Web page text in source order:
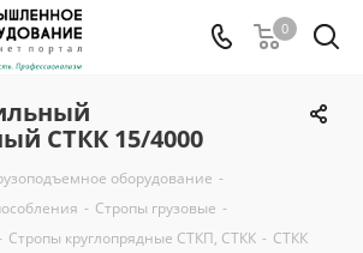
0
СТКК 15/4000
оборудование -
- Стропы грузовые -
Стропы круглопрядные СТКП, СТКК - СТКК